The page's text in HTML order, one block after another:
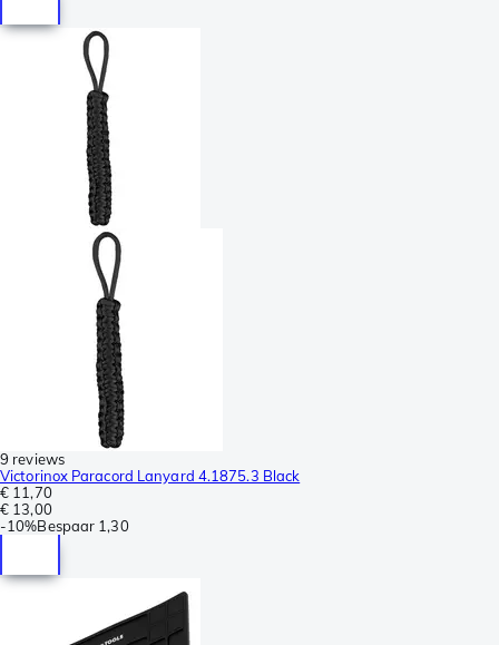
9 reviews
Victorinox Paracord Lanyard 4.1875.3 Black
€ 11,70
€ 13,00
-10%Bespaar 1,30